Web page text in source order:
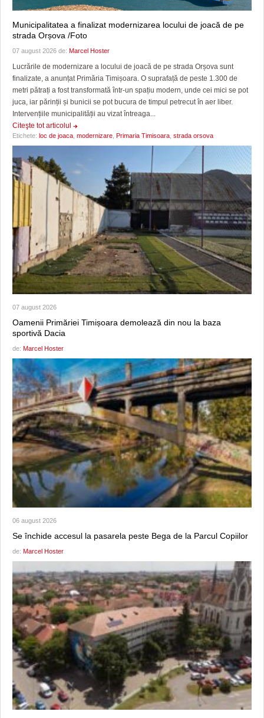
Municipalitatea a finalizat modernizarea locului de joacă de pe
strada Orșova /Foto
07 august 2026 de: Marcel Hoster
Lucrările de modernizare a locului de joacă de pe strada Orșova sunt
finalizate, a anunțat Primăria Timișoara. O suprafață de peste 1.300 de
metri pătrați a fost transformată într-un spațiu modern, unde cei mici se pot
juca, iar părinții și bunicii se pot bucura de timpul petrecut în aer liber.
Intervențiile municipalității au vizat întreaga...
Citeşte tot articolul
Etichete: loc de joaca modernizare Primaria Timisoara strada orsova
07 august 2026
Oamenii Primăriei Timișoara demolează din nou la baza
sportivă Dacia
de: Marcel Hoster
06 august 2026
Se închide accesul la pasarela peste Bega de la Parcul Copiilor
de: Marcel Hoster